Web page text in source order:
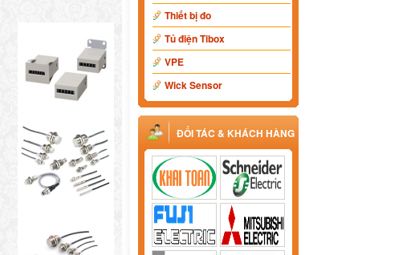
Thiết bị đo
Tủ điện Tibox
VPE
Wick Sensor
ĐỐI TÁC & KHÁCH HÀNG